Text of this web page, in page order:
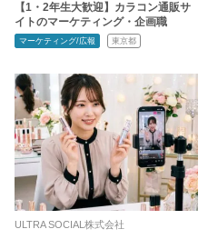
【1・2年生大歓迎】カラコン通販サ
イトのマーケティング・企画職
マーケティング/広報 東京都
ULTRA SOCIAL株式会社